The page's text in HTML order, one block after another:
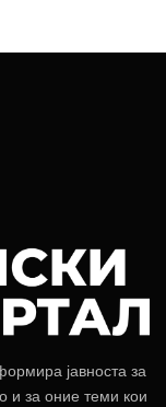
јавноста за
и за оние теми кои